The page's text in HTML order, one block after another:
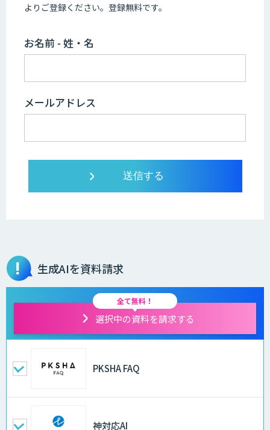
よりご登録ください。登録無料です。
お名前 - 姓・名
メールアドレス
生成AIを資料請求
全て無料！
選択中の資料を請求する
PKSHA FAQ
神対応AI